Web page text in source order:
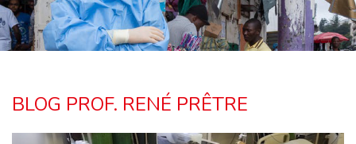
BLOG PROF. RENÉ PRÊTRE